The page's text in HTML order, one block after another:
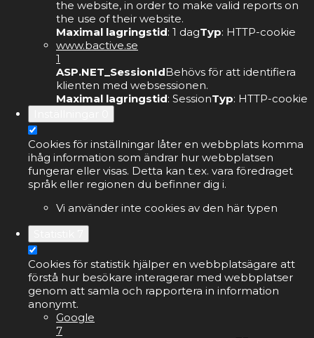
the website, in order to make valid reports on
the use of their website.
Maximal lagringstid: 1 dagTyp: HTTP-cookie
www.bactive.se
1
ASP.NET_SessionIdBehövs för att identifiera
klienten med websessionen.
Maximal lagringstid: SessionTyp: HTTP-cookie
Cookies för inställningar låter en webbplats komma
ihåg information som ändrar hur webbplatsen
fungerar eller visas. Detta kan t.ex. vara föredraget
språk eller regionen du befinner dig i.
Vi använder inte cookies av den här typen
Cookies för statistik hjälper en webbplatsägare att
förstå hur besökare interagerar med webbplatser
genom att samla och rapportera in information
anonymt.
Google
7